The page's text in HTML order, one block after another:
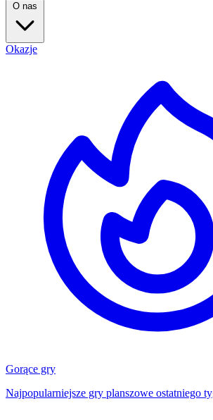
O nas
Okazje
Gorące gry
Najpopularniejsze gry planszowe ostatniego